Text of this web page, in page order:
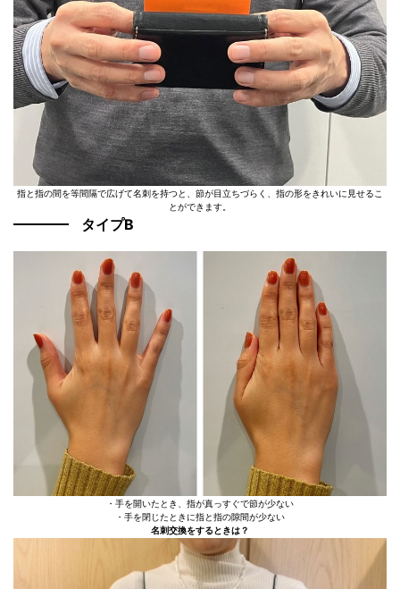
指と指の間を等間隔で広げて名刺を持つと、節が目立ちづらく、指の形をきれいに見せるこ
とができます。
タイプB
・手を開いたとき、指が真っすぐで節が少ない
・手を閉じたときに指と指の隙間が少ない
名刺交換をするときは？